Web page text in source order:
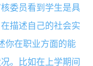
委员看到学生是具
描述自己的社会实
你在职业方面的能
。比如在上学期间